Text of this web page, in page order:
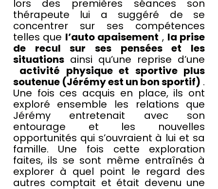
lors des premières séances son
thérapeute lui a suggéré de se
concentrer sur ses compétences
telles que l’auto apaisement , la prise
de recul sur ses pensées et les
situationsainsi qu’une reprise d’une
activité physique et sportive plus
soutenue (Jérémy est un bon sportif) .
Une fois ces acquis en place, ils ont
exploré ensemble les relations que
Jérémy entretenait avec son
entourage et les nouvelles
opportunités qui s’ouvraient à lui et sa
famille. Une fois cette exploration
faites, ils se sont même entraînés à
explorer à quel point le regard des
autres comptait et était devenu une